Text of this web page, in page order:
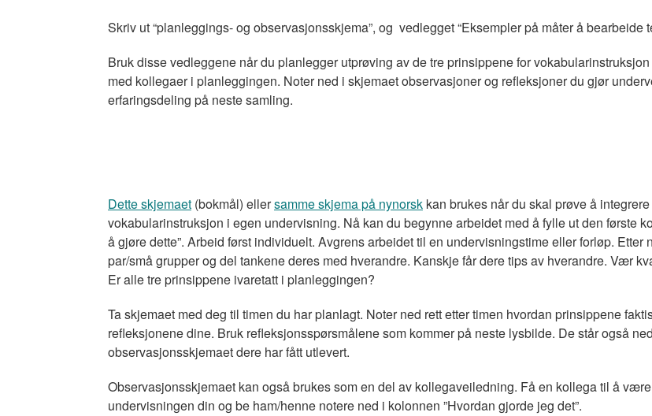
Skriv ut “planleggings- og observasjonsskjema”, og vedlegget “Eksempler på måter å bearbeide
Bruk disse vedleggene når du planlegger utprøving av de tre prinsippene for
med kollegaer i planleggingen. Noter ned i skjemaet observasjoner og refleksjoner du gjør
erfaringsdeling på neste samling.
Dette skjemaet (bokmål) ellersamme skjema på nynorsk kan brukes når du skal prøve å
vokabularinstruksjon i egen undervisning. Nå kan du begynne arbeidet med å fylle ut den første
å gjøre dette”. Arbeid først individuelt. Avgrens arbeidet til en undervisningstime eller forløp. Etter
par/små grupper og del tankene deres med hverandre. Kanskje får dere tips av hverandre. Vær
Er alle tre prinsippene ivaretatt i planleggingen?
Ta skjemaet med deg til timen du har planlagt. Noter ned rett etter timen hvordan prinsippene
refleksjonene dine. Bruk refleksjonsspørsmålene som kommer på neste lysbilde. De står også
observasjonsskjemaet dere har fått utlevert.
Observasjonsskjemaet kan også brukes som en del av kollegaveiledning. Få en kollega til å
undervisningen din og be ham/henne notere ned i kolonnen ”Hvordan gjorde jeg det”.